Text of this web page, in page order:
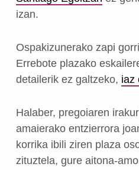
izan.
Ospakizunerako zapi
Errebote plazako
detailerik ez galtzeko, iaz
Halaber, pregoiaren
amaierako entzierrora
korrika ibili ziren plaza
zituztela, gure aitona-